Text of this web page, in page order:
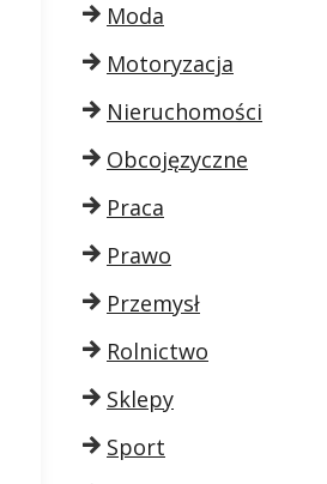
Moda
Motoryzacja
Nieruchomości
Obcojęzyczne
Praca
Prawo
Przemysł
Rolnictwo
Sklepy
Sport